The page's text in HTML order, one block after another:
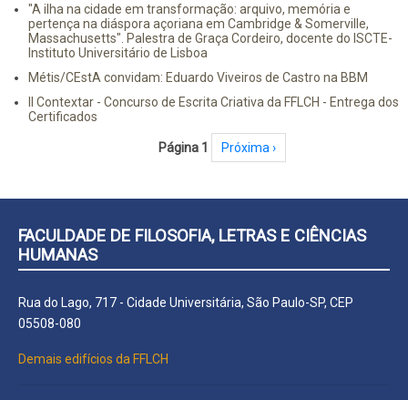
"A ilha na cidade em transformação: arquivo, memória e
pertença na diáspora açoriana em Cambridge & Somerville,
Massachusetts". Palestra de Graça Cordeiro, docente do ISCTE-
Instituto Universitário de Lisboa
Métis/CEstA convidam: Eduardo Viveiros de Castro na BBM
II Contextar - Concurso de Escrita Criativa da FFLCH - Entrega dos
Certificados
Página 1 Próxima página
Próxima ›
FACULDADE DE FILOSOFIA, LETRAS E CIÊNCIAS
HUMANAS
Rua do Lago, 717 - Cidade Universitária, São Paulo-SP, CEP
05508-080
Demais edifícios da FFLCH